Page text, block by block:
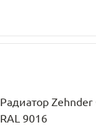
Радиатор
RAL 9016